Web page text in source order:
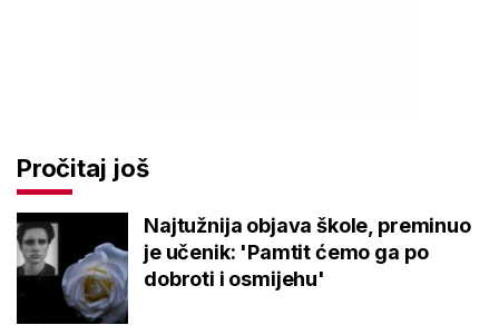
Pročitaj još
Najtužnija objava škole, preminuo
je učenik: 'Pamtit ćemo ga po
dobroti i osmijehu'